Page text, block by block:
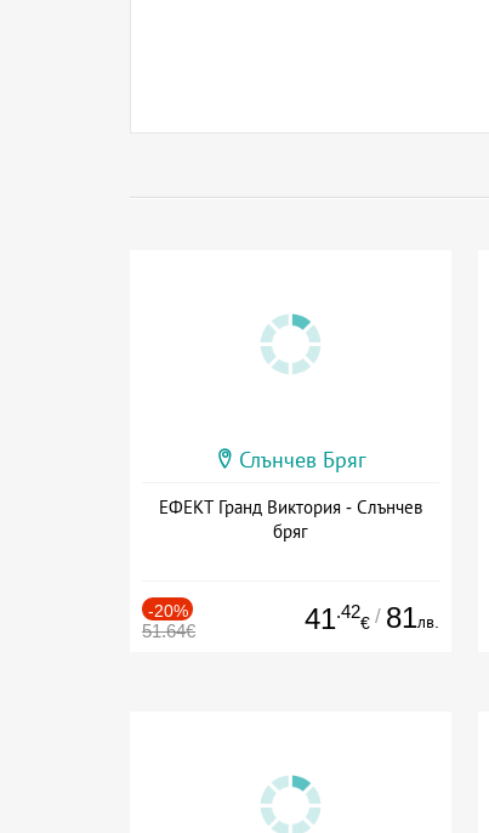
Слънчев Бряг
ЕФЕКТ Гранд Виктория - Слънчев
бряг
-20%
51.64€ 41.42
€ / 81лв.